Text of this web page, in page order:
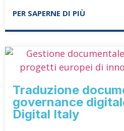
PER SAPERNE DI PIÙ
Traduzione
governance
Digital Italy